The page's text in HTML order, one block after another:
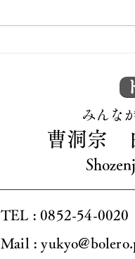
みんな
曹洞宗
TEL : 0852-54-0020
Mail :